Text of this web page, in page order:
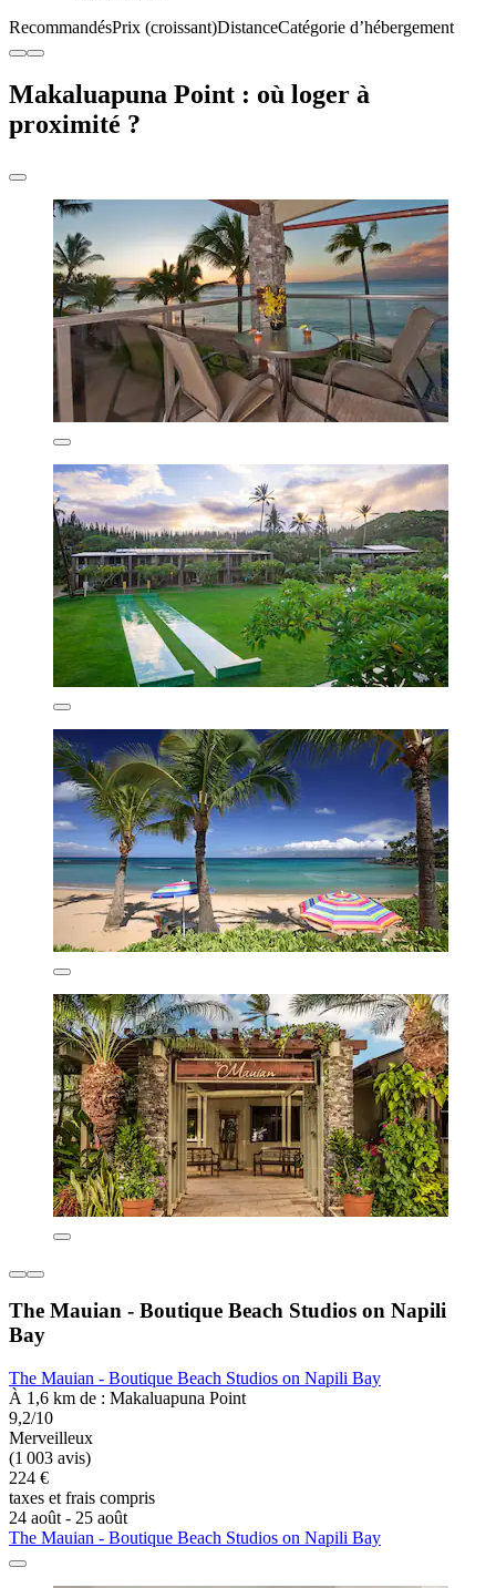
RecommandésPrix (croissant)DistanceCatégorie d’hébergement
Makaluapuna Point : où loger à
proximité ?
The Mauian - Boutique Beach Studios on Napili
Bay
The Mauian - Boutique Beach Studios on Napili Bay
À 1,6 km de : Makaluapuna Point
9,2/10
Merveilleux
(1 003 avis)
224 €
taxes et frais compris
24 août - 25 août
The Mauian - Boutique Beach Studios on Napili Bay